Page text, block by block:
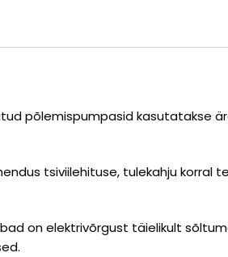
põlemispumpasid kasutatakse
tsiviilehituse, tulekahju korral
on elektrivõrgust täielikult